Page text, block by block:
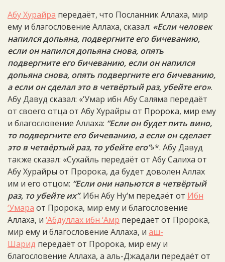
Абу Хурайра передаёт, что Посланник Аллаха, мир
ему и благословение Аллаха, сказал: «Если человек
напился допьяна, подвергните его бичеванию,
если он напился допьяна снова, опять
подвергните его бичеванию, если он напился
допьяна снова, опять подвергните его бичеванию,
а если он сделал это в четвёртый раз, убейте его».
Абу Давуд сказал: «‘Умар ибн Абу Саляма передаёт
от своего отца от Абу Хурайры от Пророка, мир ему
и благословение Аллаха: “Если он будет пить вино,
то подвергните его бичеванию, а если он сделает
это в четвёртый раз, то убейте его”»*. Абу Давуд
также сказал: «Сухайль передаёт от Абу Салиха от
Абу Хурайры от Пророка, да будет доволен Аллах
им и его отцом: “Если они напьются в четвёртый
раз, то убейте их”. Ибн Абу Ну‘м передаёт от Ибн
‘Умара от Пророка, мир ему и благословение
Аллаха, и ‘Абдуллах ибн ‘Амр передаёт от Пророка,
мир ему и благословение Аллаха, и аш-
Шарид передаёт от Пророка, мир ему и
благословение Аллаха, а аль-Джадали передаёт от